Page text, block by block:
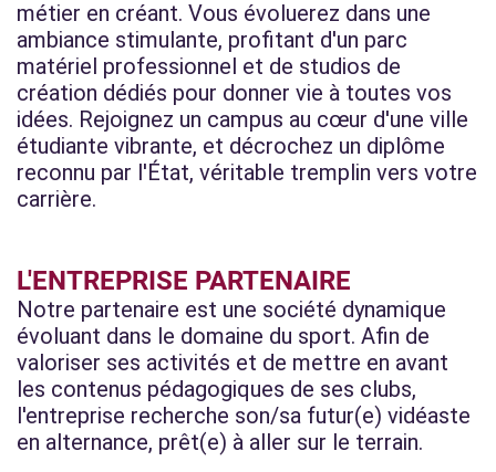
métier en créant. Vous évoluerez dans une
ambiance stimulante, profitant d'un parc
matériel professionnel et de studios de
création dédiés pour donner vie à toutes vos
idées. Rejoignez un campus au cœur d'une ville
étudiante vibrante, et décrochez un diplôme
reconnu par l'État, véritable tremplin vers votre
carrière.
L'ENTREPRISE PARTENAIRE
Notre partenaire est une société dynamique
évoluant dans le domaine du sport. Afin de
valoriser ses activités et de mettre en avant
les contenus pédagogiques de ses clubs,
l'entreprise recherche son/sa futur(e) vidéaste
en alternance, prêt(e) à aller sur le terrain.